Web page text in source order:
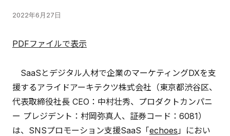
2022年6月27日
PDFファイルで表示
SaaSとデジタル人材で企業のマーケティングDXを支
援するアライドアーキテクツ株式会社（東京都渋谷区、
代表取締役社長 CEO：中村壮秀、プロダクトカンパニ
ー プレジデント：村岡弥真人、証券コード：6081）
は、SNSプロモーション支援SaaS「echoes 」におい